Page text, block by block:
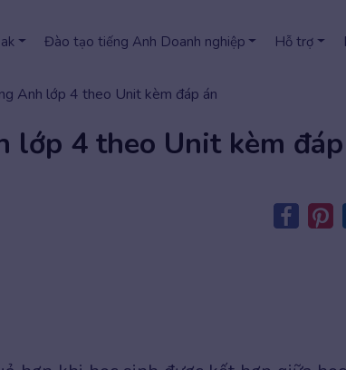
Đào tạo tiếng Anh Doanh nghiệp Hỗ trợ
Anh lớp 4 theo Unit kèm đáp án
lớp 4 theo Unit kèm đáp